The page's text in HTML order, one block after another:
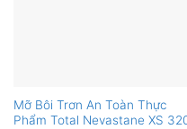
Mỡ Bôi Trơn An Toàn Thực
Phẩm Total Nevastane XS